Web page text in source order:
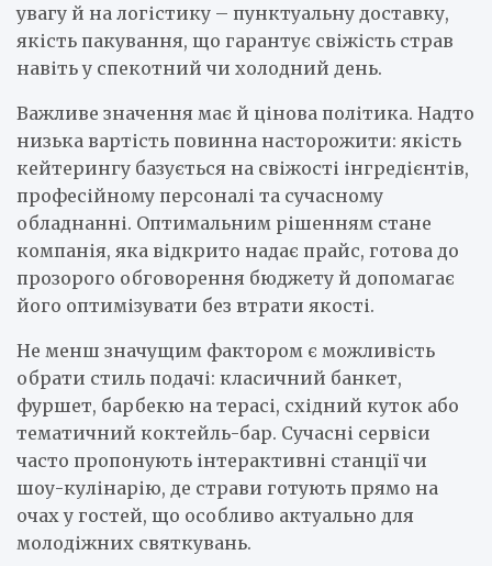
увагу й на логістику – пунктуальну доставку,
якість пакування, що гарантує свіжість страв
навіть у спекотний чи холодний день.
Важливе значення має й цінова політика. Надто
низька вартість повинна насторожити: якість
кейтерингу базується на свіжості інгредієнтів,
професійному персоналі та сучасному
обладнанні. Оптимальним рішенням стане
компанія, яка відкрито надає прайс, готова до
прозорого обговорення бюджету й допомагає
його оптимізувати без втрати якості.
Не менш значущим фактором є можливість
обрати стиль подачі: класичний банкет,
фуршет, барбекю на терасі, східний куток або
тематичний коктейль-бар. Сучасні сервіси
часто пропонують інтерактивні станції чи
шоу-кулінарію, де страви готують прямо на
очах у гостей, що особливо актуально для
молодіжних святкувань.